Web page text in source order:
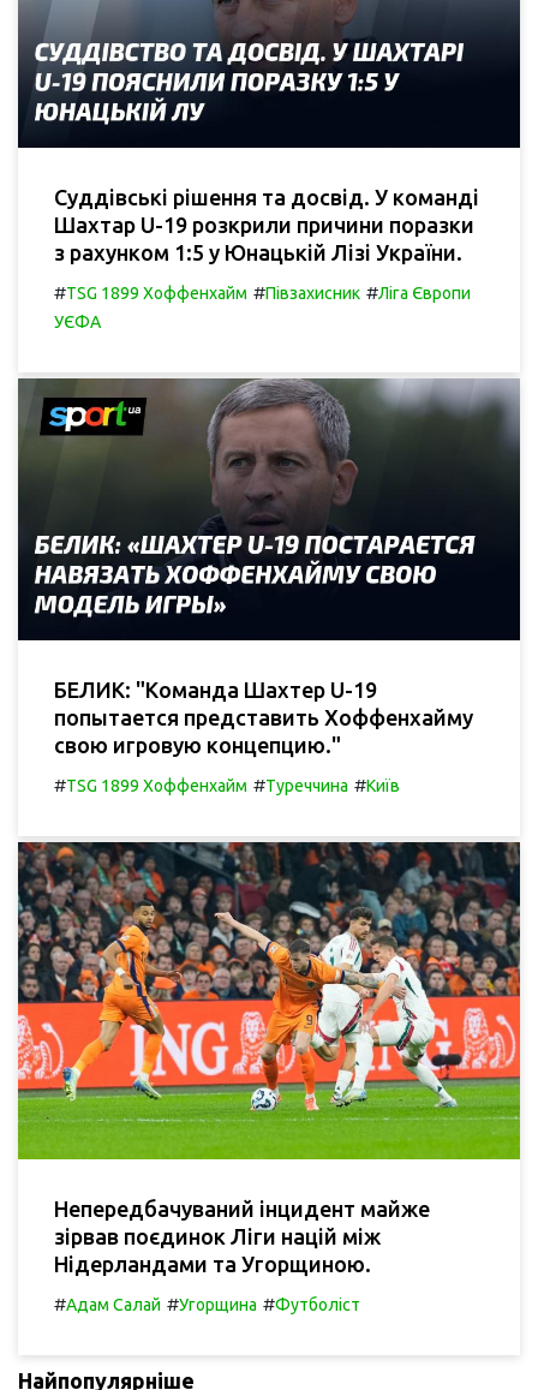
Суддівські рішення та досвід. У команді
Шахтар U-19 розкрили причини поразки
з рахунком 1:5 у Юнацькій Лізі України.
#TSG 1899 Хоффенхайм #Півзахисник #Ліга Європи
УЄФА
БЕЛИК: "Команда Шахтер U-19
попытается представить Хоффенхайму
свою игровую концепцию."
#TSG 1899 Хоффенхайм #Туреччина #Київ
Непередбачуваний інцидент майже
зірвав поєдинок Ліги націй між
Нідерландами та Угорщиною.
#Адам Салай #Угорщина #Футболіст
Найпопулярніше